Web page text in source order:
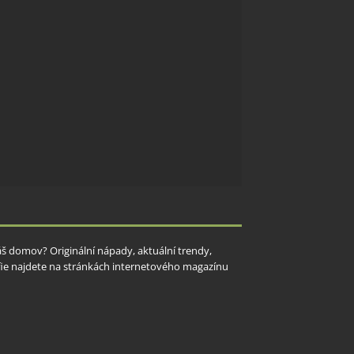
domov? Originální nápady, aktuální trendy,
najdete na stránkách internetového magazínu